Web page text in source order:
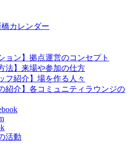
カレンダー
ョン】拠点運営のコンセプト
法】来場や参加の仕方
フ紹介】場を作る人々
紹介】各コミュニティラウンジの
活動